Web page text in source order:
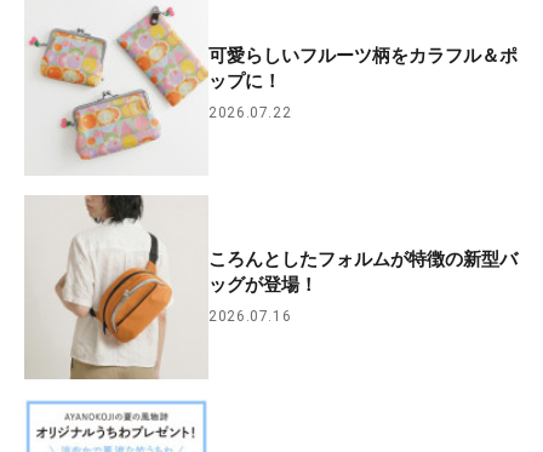
可愛らしいフルーツ柄をカラフル＆ポ
ップに！
2026.07.22
ころんとしたフォルムが特徴の新型バ
ッグが登場！
2026.07.16